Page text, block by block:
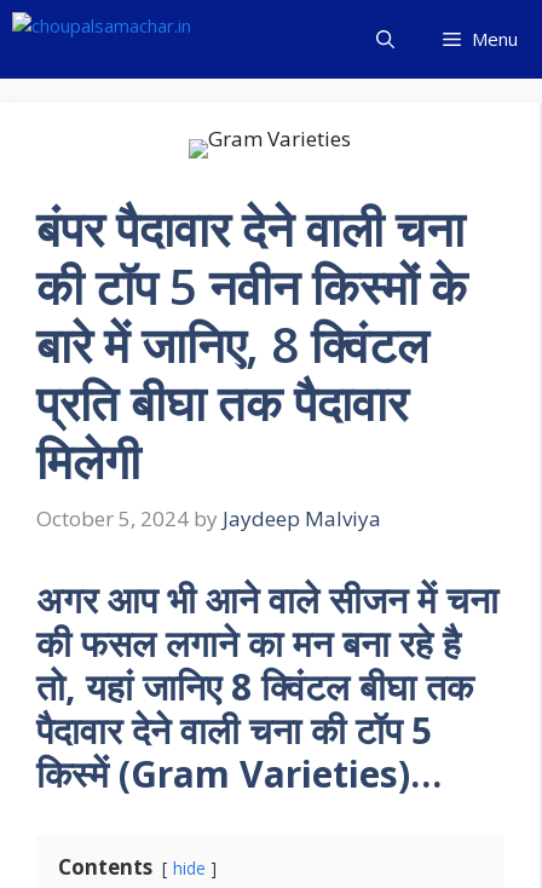
Skip
content
Menu
बंपर पैदावार देने वाली चना
की टॉप 5 नवीन किस्मों के
बारे में जानिए, 8 क्विंटल
प्रति बीघा तक पैदावार
मिलेगी
October 5, 2024 by Jaydeep Malviya
अगर आप भी आने वाले सीजन में चना
की फसल लगाने का मन बना रहे है
तो, यहां जानिए 8 क्विंटल बीघा तक
पैदावार देने वाली चना की टॉप 5
किस्में (Gram Varieties)…
Contents hide